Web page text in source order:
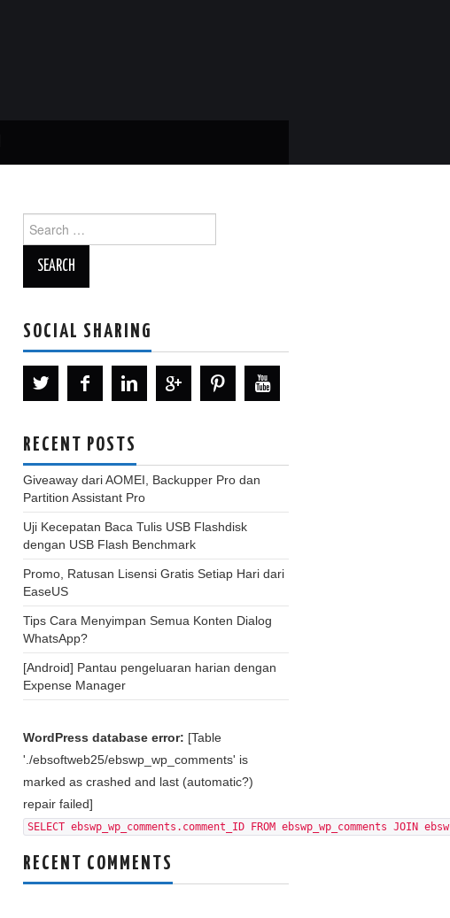
for:
SOCIAL SHARING
RECENT POSTS
Giveaway dari AOMEI, Backupper Pro dan
Partition Assistant Pro
Uji Kecepatan Baca Tulis USB Flashdisk
dengan USB Flash Benchmark
Promo, Ratusan Lisensi Gratis Setiap Hari dari
EaseUS
Tips Cara Menyimpan Semua Konten Dialog
WhatsApp?
[Android] Pantau pengeluaran harian dengan
Expense Manager
WordPress database error: [Table
'./ebsoftweb25/ebswp_wp_comments' is
marked as crashed and last (automatic?)
repair failed]
SELECT ebswp_wp_comments.comment_ID FROM ebswp_wp_comments
RECENT COMMENTS